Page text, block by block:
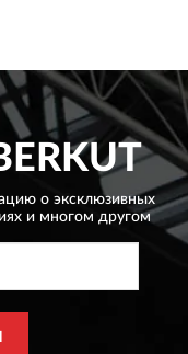
о эксклюзивных
и многом другом